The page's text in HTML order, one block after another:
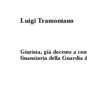
Luigi Tramontano
Giurista, già docente a
finanziaria della Guardia